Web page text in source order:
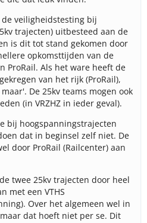
veiligheidstesting bij
trajecten) uitbesteed aan de
is dit tot stand gekomen door
opkomsttijden van de
ProRail. Als het ware heeft de
van het rijk (ProRail),
De 25kv teams mogen ook
(in VRZHZ in ieder geval).
bij hoogspanningstrajecten
dat in beginsel zelf niet. De
door ProRail (Railcenter) aan
twee 25kv trajecten door heel
met een VTHS
Over het algemeen wel in
dat hoeft niet per se. Dit